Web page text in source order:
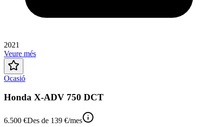
2021
Veure més
Ocasió
Honda X-ADV 750 DCT
6.500 €Des de 139 €/mes